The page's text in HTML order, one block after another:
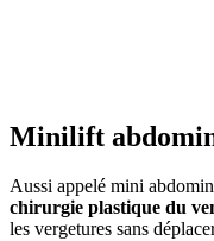
Minilift
Aussi appelé mini
chirurgie plastique du
les vergetures sans